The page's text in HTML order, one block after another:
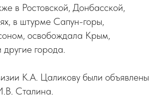
в Ростовской, Донбасской,
в штурме Сапун-горы,
освобождала Крым,
города.
К.А. Цаликову были объявлены
Сталина.